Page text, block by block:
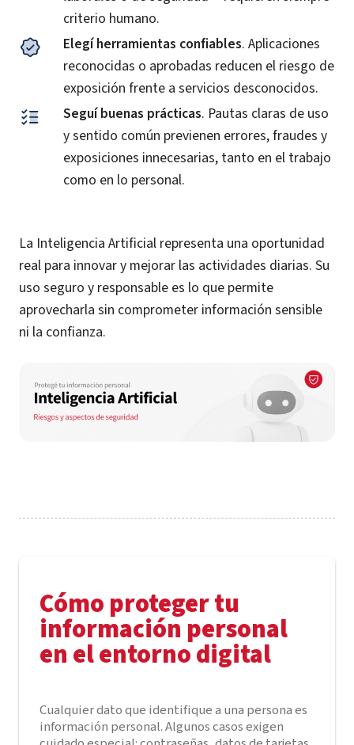
criterio humano.
Elegí herramientas confiables. Aplicaciones
reconocidas o aprobadas reducen el riesgo de
exposición frente a servicios desconocidos.
Seguí buenas prácticas. Pautas claras de uso
y sentido común previenen errores, fraudes y
exposiciones innecesarias, tanto en el trabajo
como en lo personal.
La Inteligencia Artificial representa una oportunidad
real para innovar y mejorar las actividades diarias. Su
uso seguro y responsable es lo que permite
aprovecharla sin comprometer información sensible
ni la confianza.
Cómo proteger tu
información personal
en el entorno digital
Cualquier dato que identifique a una persona es
información personal. Algunos casos exigen